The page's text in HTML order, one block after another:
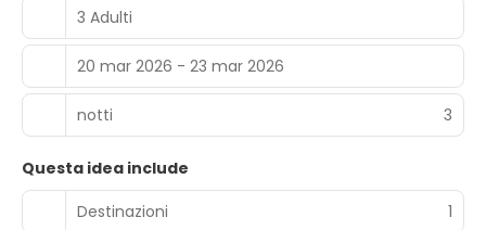
3 Adulti
20 mar 2026 - 23 mar 2026
notti 3
Questa idea include
Destinazioni
1